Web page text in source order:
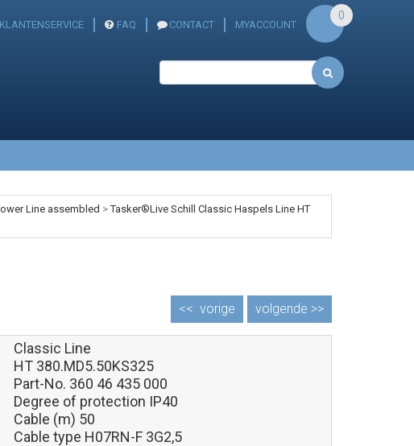
KLANTENSERVICE FAQ CONTACT MYACCOUNT
0
Line assembled >Tasker®Live Schill Classic Haspels Line HT
volgende >>
<< vorige
Classic Line
HT 380.MD5.50KS325
Part-No. 360 46 435 000
Degree of protection IP40
Cable (m) 50
Cable type H07RN-F 3G2,5